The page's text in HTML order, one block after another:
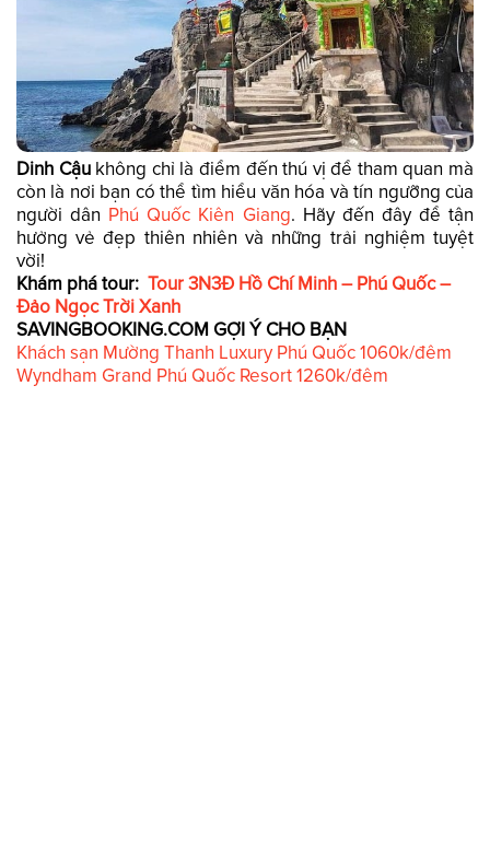
Dinh Cậukhông chỉ là điểm đến thú vị để tham quan mà
còn là nơi bạn có thể tìm hiểu văn hóa và tín ngưỡng của
người dân Phú Quốc Kiên Giang. Hãy đến đây để tận
hưởng vẻ đẹp thiên nhiên và những trải nghiệm tuyệt
vời!
Khám phá tour: Tour 3N3Đ Hồ Chí Minh – Phú Quốc –
Đảo Ngọc Trời Xanh
SAVINGBOOKING.COM GỢI Ý CHO BẠN
Khách sạn Mường Thanh Luxury Phú Quốc 1060k/đêm
Wyndham Grand Phú Quốc Resort 1260k/đêm